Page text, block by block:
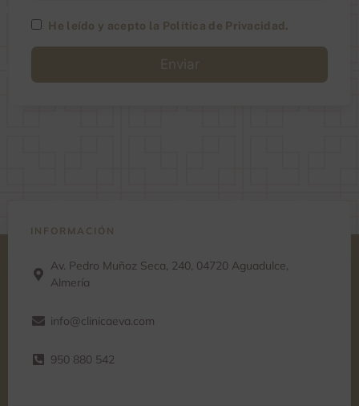
He leído y acepto la Política de Privacidad .
INFORMACIÓN
Av. Pedro Muñoz Seca, 240, 04720 Aguadulce,
Almería
info@clinicaeva.com
950 880 542